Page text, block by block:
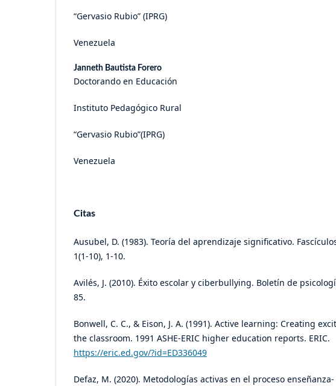
“Gervasio Rubio” (IPRG)
Venezuela
Janneth Bautista Forero
Doctorando en Educación
Instituto Pedagógico Rural
“Gervasio Rubio”(IPRG)
Venezuela
Citas
Ausubel, D. (1983). Teoría del aprendizaje significativo.
1(1-10), 1-10.
Avilés, J. (2010). Éxito escolar y ciberbullying. Boletín de
85.
Bonwell, C. C., & Eison, J. A. (1991). Active learning: Creating
the classroom. 1991 ASHE-ERIC higher education reports. ERIC.
https://eric.ed.gov/?id=ED336049
Defaz, M. (2020). Metodologías activas en el proceso enseñanza-